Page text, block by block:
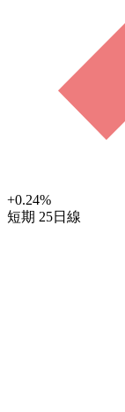
+0.24%
短期 25日線